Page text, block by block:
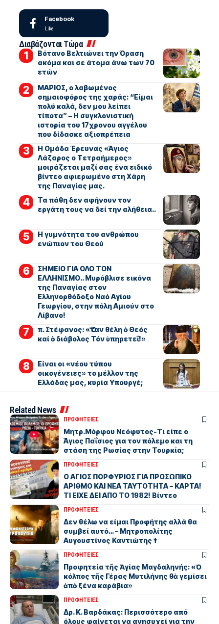
Facebook
Like
Διαβάζονται Τώρα
Βότανο Βελτιώνει την Όραση
ακόμα και σε άτομα άνω των 70
ετών
ΜΑΡΙΟΣ, ο λαβωμένος
σημαιοφόρος της χαράς: “Είμαι
πολύ καλά, δεν μου λείπει
τίποτα” – Η συγκλονιστική
ιστορία του 17χρονου αγγέλου
που δίδασκε αξιοπρέπεια
Η Ομάδα Έρευνας «Άγιος
Λάζαρος ο Τετραήμερος»
μοιράζεται μαζί σας ένα ειδικό
βίντεο αφιερωμένο στη Χάρη
της Παναγίας μας.
Τα πάθη δεν αφήνουν τον
εργάτη τους να δεί την αλήθεια..
Η γυμνότητα του ανθρώπου
ενώπιον του Θεού
ΣΗΜΕΙΟ ΓΙΑ ΟΛΟ ΤΟΝ
ΕΛΛΗΝΙΣΜΟ.. Μυρόβλισε εικόνα
της Παναγίας στον
Ελληνορθόδοξο Ναό Αγίου
Γεωργίου, στην πόλη Αμιούν στο
Λίβανο!
π. Στέφανος: «Ὅταν θέλη ὁ Θεός
καί ὁ διάβολος Τόν ὑπηρετεῖ!»
Είναι οι «νέου τύπου
οικογένειες» το μέλλον της
Ελλάδας μας, κυρία Υπουργέ;
Related News
ΠΡΟΦΗΤΕΙΕΣ
Μητρ.Μόρφου Νεόφυτος-Τι είπε ο
Άγιος Παΐσιος για τον πόλεμο και τη
στάση της Ρωσίας στην Τουρκία;
ΠΡΟΦΗΤΕΙΕΣ
Ο ΑΓΙΟΣ ΠΟΡΦΥΡΙΟΣ ΓΙΑ ΠΡΟΣΩΠΙΚΟ
ΑΡΙΘΜΟ ΚΑΙ ΝΕΑ ΤΑΥΤΟΤΗΤΑ – ΚΑΡΤΑ!
ΤΙ ΕΙΧΕ ΔΕΙ ΑΠΟ ΤΟ 1982! Βίντεο
ΠΡΟΦΗΤΕΙΕΣ
Δεν θέλω να είμαι Προφήτης αλλά θα
συμβεί αυτό… – Μητροπολίτης
Αυγουστίνος Καντιώτης †
ΠΡΟΦΗΤΕΙΕΣ
Προφητεία τῆς Ἁγίας Μαγδαληνής: «Ὁ
κόλπος τῆς Γέρας Μυτιλήνης θὰ γεμίσει
ἀπὸ ξένα καράβια»
ΠΡΟΦΗΤΕΙΕΣ
Δρ. Κ. Βαρδάκας: Περισσότερο από
όλους φαίνεται να ανησυχεί για την